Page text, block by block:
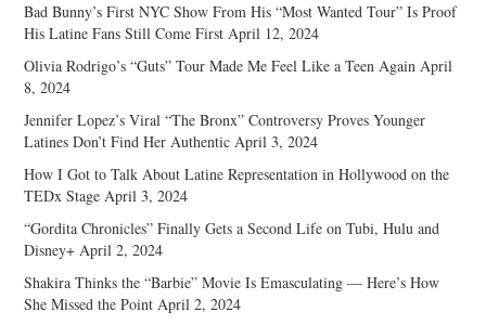
Bad Bunny’s First NYC Show From His “Most Wanted Tour” Is Proof
His Latine Fans Still Come First April 12, 2024
Olivia Rodrigo’s “Guts” Tour Made Me Feel Like a Teen Again April
8, 2024
Jennifer Lopez’s Viral “The Bronx” Controversy Proves Younger
Latines Don’t Find Her Authentic April 3, 2024
How I Got to Talk About Latine Representation in Hollywood on the
TEDx Stage April 3, 2024
“Gordita Chronicles” Finally Gets a Second Life on Tubi, Hulu and
Disney+ April 2, 2024
Shakira Thinks the “Barbie” Movie Is Emasculating — Here’s How
She Missed the Point April 2, 2024